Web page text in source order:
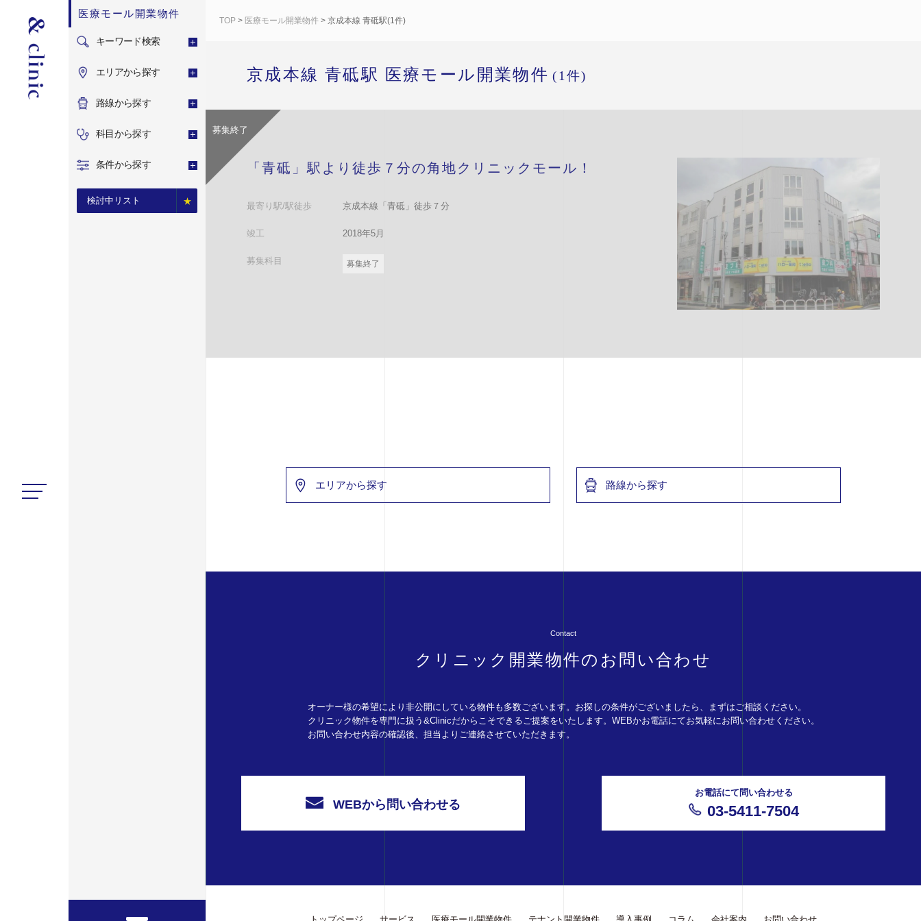
医療モール開業物件
キーワード検索
エリアから探す
路線から探す
科目から探す
条件から探す
検討中リスト
TOP > 医療モール開業物件 > 京成本線 青砥駅(1件)
京成本線 青砥駅 医療モール開業物件 (1件)
「青砥」駅より徒歩７分の角地クリニックモール！
最寄り駅/駅徒歩 京成本線「青砥」徒歩７分
竣工 2018年5月
募集科目 募集終了
募集終了
エリアから探す 路線から探す
Contact
クリニック開業物件のお問い合わせ
オーナー様の希望により非公開にしている物件も多数ございます。お探しの条件がございましたら、まずはご相談ください。
クリニック物件を専門に扱う&Clinicだからこそできるご提案をいたします。WEBかお電話にてお気軽にお問い合わせください。
お問い合わせ内容の確認後、担当よりご連絡させていただきます。
WEBから問い合わせる
お電話にて問い合わせる
03-5411-7504